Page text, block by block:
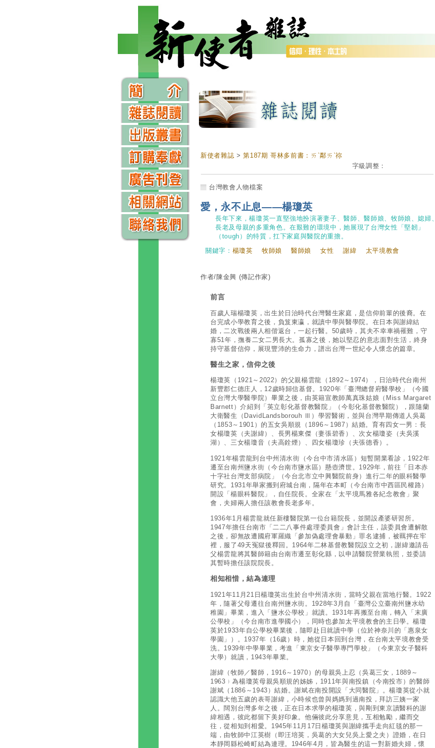
新使者雜誌 >第187期 哥林多前書：ㄞˋ鄰ㄞˋ祢
字級調整：
台灣教會人物檔案
愛，永不止息——楊瓊英
長年下來，楊瓊英一直堅強地扮演著妻子、醫師、醫師娘、牧師娘、媳婦、
長老及母親的多重角色。在艱難的環境中，她展現了台灣女性「堅韌」
（tough）的特質，扛下家庭與醫院的重擔。
關鍵字： 楊瓊英 牧師娘 醫師娘 女性 謝緯 太平境教會
作者/陳金興 (傳記作家)
前言
百歲人瑞楊瓊英，出生於日治時代台灣醫生家庭，是信仰前輩的後裔。在
台完成小學教育之後，負笈東瀛，就讀中學與醫學院。在日本與謝緯結
婚，二次戰後兩人相偕返台，一起行醫。50歲時，其夫不幸車禍罹難，守
寡51年，撫養二女二男長大。孤寡之後，她以堅忍的意志面對生活，終身
持守基督信仰，展現豐沛的生命力，譜出台灣一世紀令人懷念的篇章。
醫生之家，信仰之後
楊瓊英（1921～2022）的父親楊雲龍（1892～1974），日治時代台南州
新豐郡仁德庄人，12歲時歸信基督。1920年「臺灣總督府醫學校」（今國
立台灣大學醫學院）畢業之後，由英籍宣教師萬真珠姑娘（Miss Margaret
Barnett）介紹到「英立彰化基督教醫院」（今彰化基督教醫院），跟隨蘭
大衛醫生（DavidLandsborouh Ⅲ）學習醫術，並與台灣早期傳道人吳葛
（1853～1901）的五女吳順規（1896～1987）結婚。育有四女一男：長
女楊瓊英（夫謝緯）、長男楊東傑（妻張碧香）、次女楊瓊姿（夫吳溪
湖）、三女楊瓊音（夫高銓煙）、四女楊瓊珍（夫張德香）。
1921年楊雲龍到台中州清水街（今台中市清水區）短暫開業看診，1922年
遷至台南州鹽水街（今台南市鹽水區）懸壺濟世。1929年，前往「日本赤
十字社台灣支部病院」（今台北市立中興醫院前身）進行二年的眼科醫學
研究。1931年舉家搬到府城台南，隔年在本町（今台南市中西區民權路）
開設「楊眼科醫院」，自任院長。全家在「太平境馬雅各紀念教會」聚
會，夫婦兩人擔任該教會長老多年。
1936年1月楊雲龍就任新樓醫院第一位台籍院長，並開設產婆研習所。
1947年擔任台南市「二二八事件處理委員會」會計主任，該委員會遭解散
之後，卻無故遭國府軍羅織「參加偽處理會暴動」罪名逮捕，被羈押在牢
裡，服了49天冤獄後釋回。1964年二林基督教醫院設立之初，謝緯邀請岳
父楊雲龍將其醫師籍由台南市遷至彰化縣，以申請醫院營業執照，並委請
其暫時擔任該院院長。
相知相惜，結為連理
1921年11月21日楊瓊英出生於台中州清水街，當時父親在當地行醫。1922
年，隨著父母遷往台南州鹽水街。1928年3月自「臺灣公立臺南州鹽水幼
稚園」畢業，進入「鹽水公學校」就讀。1931年再搬至台南，轉入「末廣
公學校」（今台南市進學國小），同時也參加太平境教會的主日學。楊瓊
英於1933年自公學校畢業後，隨即赴日就讀中學（位於神奈川的「惠泉女
學園」）。1937年（16歲）時，她從日本回到台灣，在台南太平境教會受
洗。1939年中學畢業，考進「東京女子醫學專門學校」（今東京女子醫科
大學）就讀，1943年畢業。
謝緯（牧師／醫師，1916～1970）的母親吳上忍（吳葛三女，1889～
1963﹚為楊瓊英母親吳順規的姊姊，1911年與南投鎮（今南投市）的醫師
謝斌（1886～1943）結婚。謝斌在南投開設「大同醫院」。楊瓊英從小就
認識大他五歲的表哥謝緯，小時候也曾與媽媽到過南投，拜訪三姨一家
人。闊別台灣多年之後，正在日本求學的楊瓊英，與剛到東京讀醫科的謝
緯相遇，彼此都留下美好印象。他倆彼此分享意見，互相勉勵，繼而交
往，從相知到相愛。1945年11月17日楊瓊英與謝緯攜手走向紅毯的那一
端，由牧師中江英樹（即汪培英，吳葛的大女兒吳上愛之夫）證婚，在日
本靜岡縣松崎町結為連理。1946年4月，皆為醫生的這一對新婚夫婦，懷